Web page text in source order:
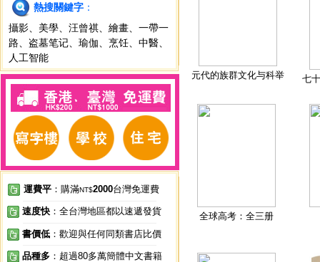
熱搜關鍵字 ：
攝影
美學 汪曾祺 繪畫
一帶一
路
盗墓笔记 瑜伽 烹饪 中醫
人工智能
運費平 ：購滿NT$2000台灣免運費
速度快 ：全台灣地區都以速遞發貨
書價低 ：歡迎與任何同類書店比價
品種多 ：超過80多萬簡體中文書籍
元代的族群文化与科举 七
全球高考：全三册